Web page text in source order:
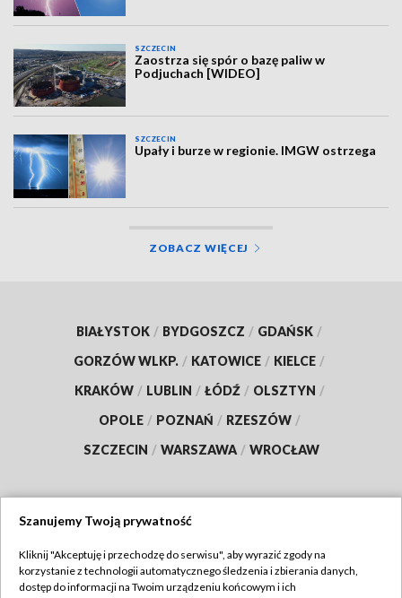
SZCZECIN
Zaostrza się spór o bazę paliw w
Podjuchach [WIDEO]
SZCZECIN
Upały i burze w regionie. IMGW ostrzega
ZOBACZ WIĘCEJ
BIAŁYSTOK / BYDGOSZCZ / GDAŃSK /
GORZÓW WLKP. / KATOWICE / KIELCE /
KRAKÓW / LUBLIN / ŁÓDŹ / OLSZTYN /
OPOLE / POZNAŃ / RZESZÓW /
SZCZECIN / WARSZAWA / WROCŁAW
TVP
Szanujemy Twoją prywatność
Kliknij "Akceptuję i przechodzę do serwisu", aby wyrazić zgody na
korzystanie z technologii automatycznego śledzenia i zbierania danych,
dostęp do informacji na Twoim urządzeniu końcowym i ich